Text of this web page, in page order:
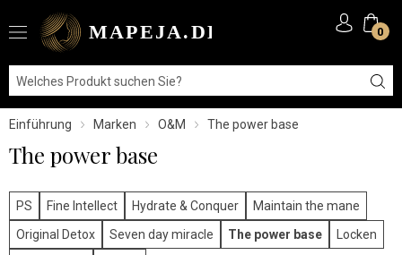
0
Einführung Marken O&M The power base
The power base
PS Fine Intellect Hydrate & Conquer
Maintain the mane
Original Detox
Seven day miracle The power base
Locken